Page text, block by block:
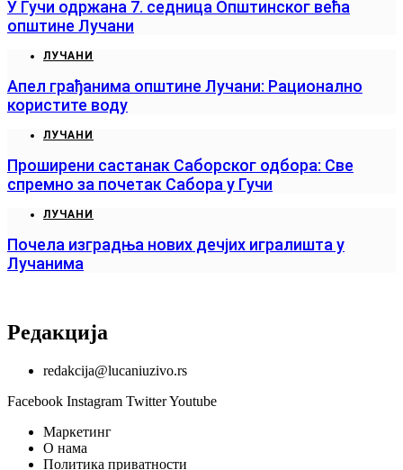
У Гучи одржана 7. седница Општинског већа
општине Лучани
ЛУЧАНИ
Апел грађанима општине Лучани: Рационално
користите воду
ЛУЧАНИ
Проширени састанак Саборског одбора: Све
спремно за почетак Сабора у Гучи
ЛУЧАНИ
Почела изградња нових дечјих игралишта у
Лучанима
Редакција
redakcija@lucaniuzivo.rs
Facebook Instagram TwitterYoutube
Маркетинг
О нама
Политика приватности